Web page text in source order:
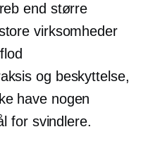
end større
virksomheder
og beskyttelse,
have nogen
for svindlere.